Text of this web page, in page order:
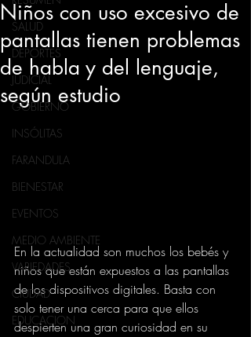
SALUD
DEPORTES
JUDICIAL
GOBIERNO
INSÓLITAS
FARANDULA
BIENESTAR
EVENTOS
MEDIO AMBIENTE
VARIEDADES
CIUDAD
EDUCACION
Niños con uso excesivo de
pantallas tienen problemas
de habla y del lenguaje,
según estudio
En la actualidad son muchos los bebés y
niños que están expuestos a las pantallas
de los dispositivos digitales. Basta con
solo tener una cerca para que ellos
despierten una gran curiosidad en su